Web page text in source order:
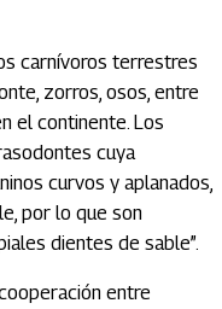
carnívoros terrestres
zorros, osos, entre
el continente. Los
cuya
curvos y aplanados,
por lo que son
dientes de sable”.
entre